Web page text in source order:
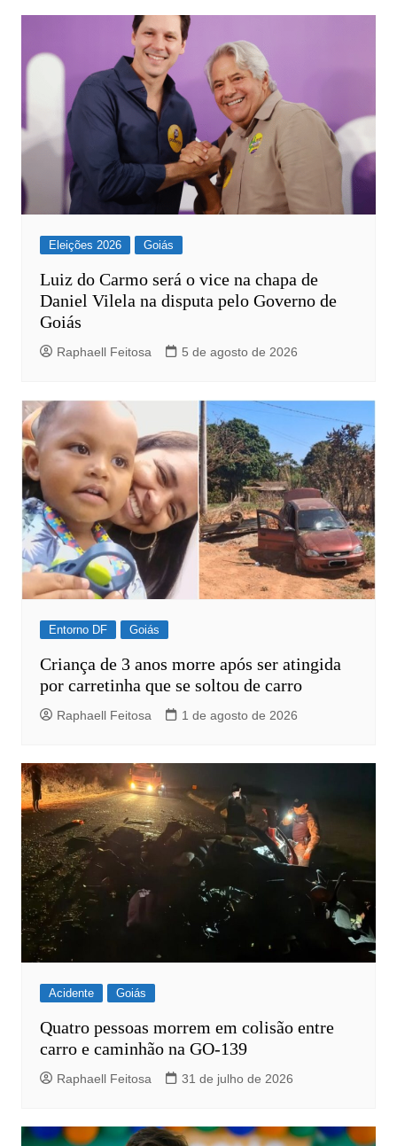
Post
Eleições 2026 Goiás
Luiz do Carmo será o vice na chapa de
Daniel Vilela na disputa pelo Governo de
Goiás
Raphaell Feitosa 5 de agosto de 2026
Entorno DF Goiás
Criança de 3 anos morre após ser atingida
por carretinha que se soltou de carro
Raphaell Feitosa 1 de agosto de 2026
Acidente Goiás
Quatro pessoas morrem em colisão entre
carro e caminhão na GO-139
Raphaell Feitosa 31 de julho de 2026